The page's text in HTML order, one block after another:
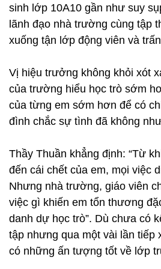
sinh lớp 10A10 gần như suy
lãnh đạo nhà trường cùng tập
xuống tận lớp động viên và
Vị hiệu trưởng không khỏi xót
của trường hiểu học trò sớm
của từng em sớm hơn để có
đình chắc sự tình đã không
Thầy Thuần khẳng định: “Từ
đến cái chết của em, mọi việc
Nhưng nhà trường, giáo viên
việc gì khiến em tổn thương
danh dự học trò”. Dù chưa có
tập nhưng qua một vài lần tiếp
có những ấn tượng tốt về lớp